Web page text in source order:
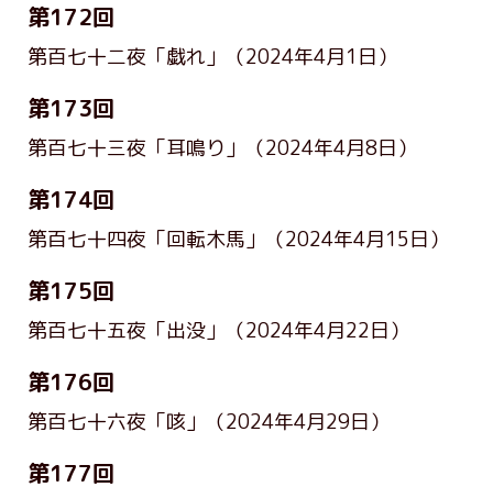
第172回
第百七十二夜「戯れ」 （2024年4月1日）
第173回
第百七十三夜「耳鳴り」 （2024年4月8日）
第174回
第百七十四夜「回転木馬」 （2024年4月15日）
第175回
第百七十五夜「出没」 （2024年4月22日）
第176回
第百七十六夜「咳」 （2024年4月29日）
第177回